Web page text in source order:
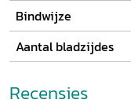
Bindwijze
Aantal bladzijdes
Recensies